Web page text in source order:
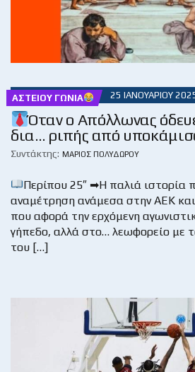
ΑΣΤΕΊΟΥ ΓΩΝΊΑ 25 ΙΑΝΟΥΑΡΊΟΥ
Όταν ο Απόλλωνας
δια… ριπής από
Συντάκτης: ΜΆΡΙΟΣ ΠΟΛΥΔΏΡΟΥ
Περίπου 25″ ➡Η παλιά ιστορία
αναμέτρηση ανάμεσα στην ΑΕΚ
που αφορά την ερχόμενη
γήπεδο, αλλά στο… λεωφορείο με
του […]